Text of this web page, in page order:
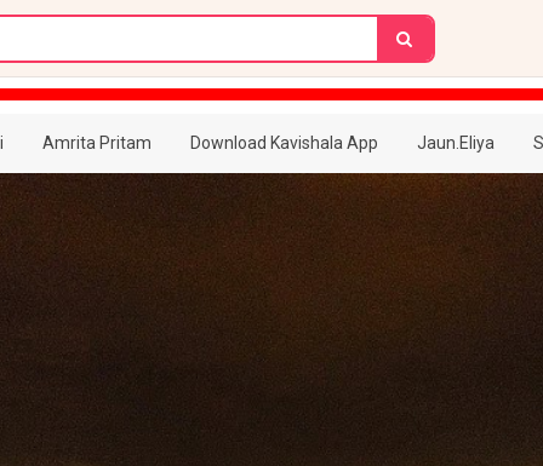
Amrita Pritam Download Kavishala App Jaun.Eliya